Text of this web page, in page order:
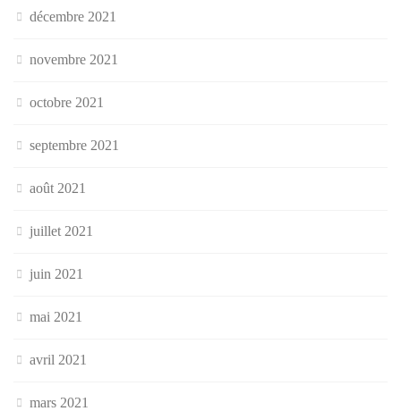
décembre 2021
novembre 2021
octobre 2021
septembre 2021
août 2021
juillet 2021
juin 2021
mai 2021
avril 2021
mars 2021